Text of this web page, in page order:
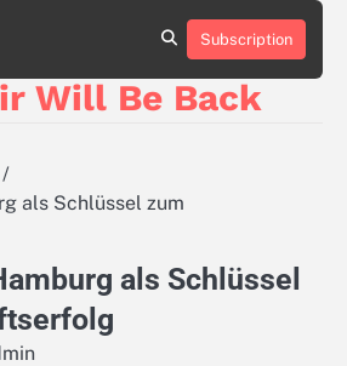
Subscription
Will Be Back
als Schlüssel zum
als Schlüssel